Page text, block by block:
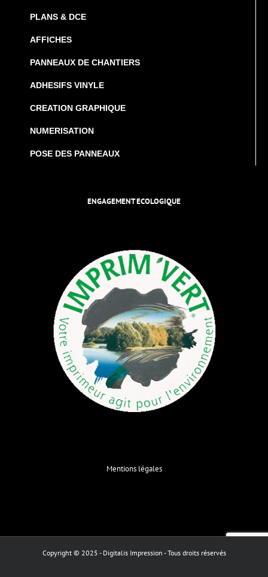
PLANS & DCE
AFFICHES
PANNEAUX DE CHANTIERS
ADHESIFS VINYLE
CREATION GRAPHIQUE
NUMERISATION
POSE DES PANNEAUX
ENGAGEMENT ECOLOGIQUE
Mentions légales
Copyright © 2025 - Digitalis Impression - Tous droits réservés